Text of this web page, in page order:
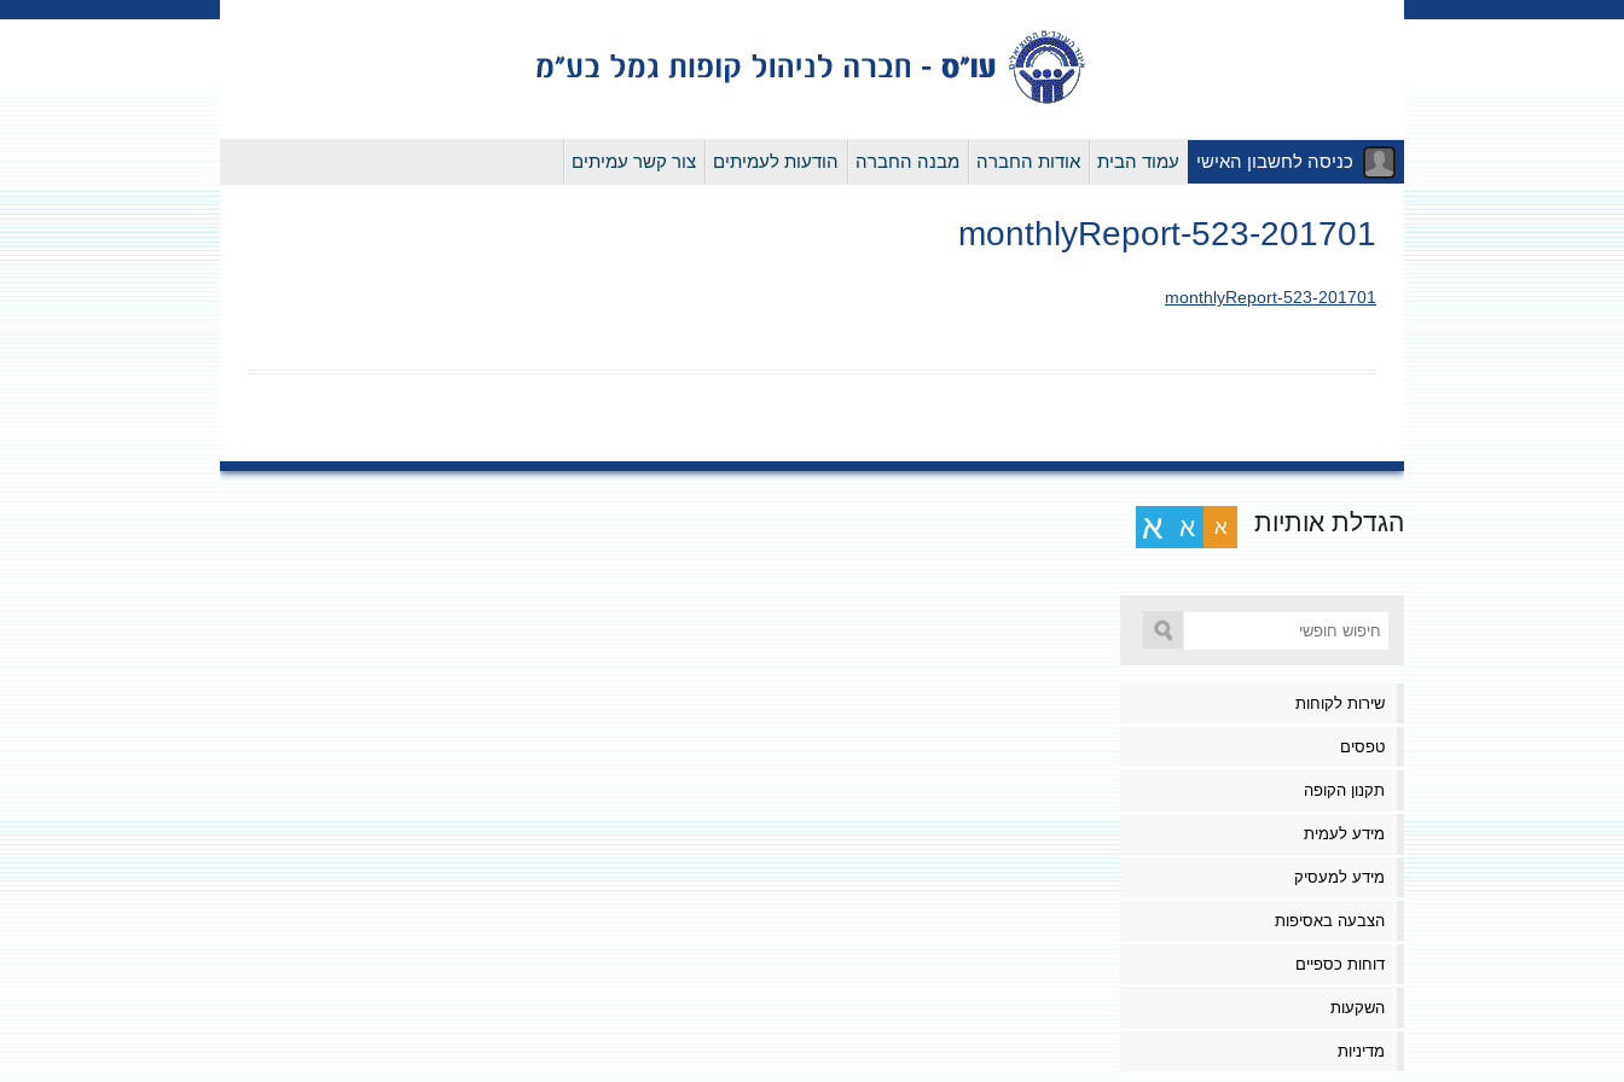
לדלג
כניסה לחשבון האישי עמוד הבית אודות החברה מבנה החברה הודעות לעמיתים צור קשר עמיתים
201701-monthlyReport-523
201701-monthlyReport-523
הגדלת אותיות א א א
שירות לקוחות
טפסים
תקנון הקופה
מידע לעמית
מידע למעסיק
הצבעה באסיפות
דוחות כספיים
השקעות
מדיניות